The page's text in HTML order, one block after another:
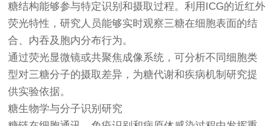
糖结构能够参与特定识别和摄取过程。利用ICG的近红外
荧光特性，研究人员能够实时观察三糖在细胞表面的结
合、内吞及胞内分布行为。
通过荧光显微镜或共聚焦成像系统，可分析不同细胞类
型对三糖分子的摄取差异，为糖代谢和疾病机制研究提
供实验依据。
糖生物学与分子识别研究